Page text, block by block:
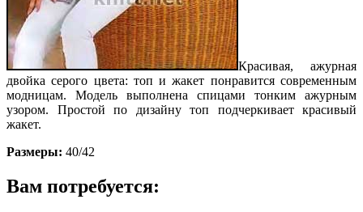
Красивая, ажурная
двойка серого цвета: топ и жакет понравится современным
модницам. Модель выполнена спицами тонким ажурным
узором. Простой по дизайну топ подчеркивает красивый
жакет.
Размеры: 40/42
Вам потребуется: